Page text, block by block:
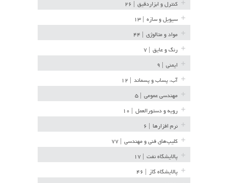
کنترل و ابزاردقیق
سیویل و سازه
مواد و متالوژی
رنگ و عایق
ایمنی
آب، پساب و پسماند
مهندسی عمومی
رویه و دستورالعمل
نرم افزارها
کلیپ‌های فنی و مهندسی
پالایشگاه نفت
پالایشگاه گاز